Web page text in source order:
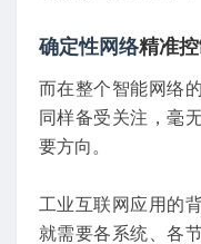
确定性网络精准
而在整个智能网络
同样备受关注，毫
要方向。
工业互联网应用的
就需要各系统、各